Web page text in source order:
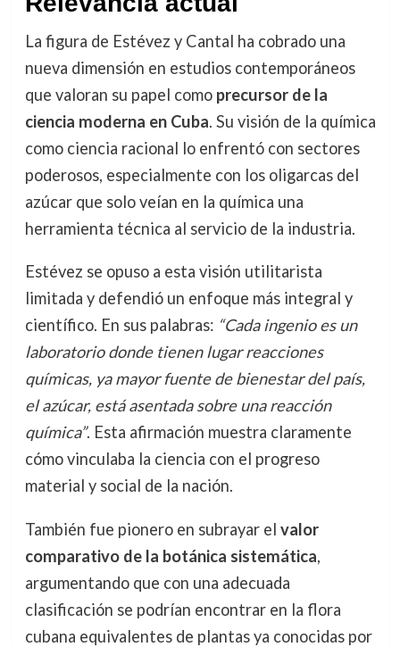
La figura de Estévez y Cantal ha cobrado una
nueva dimensión en estudios contemporáneos
que valoran su papel como precursor de la
ciencia moderna en Cuba. Su visión de la química
como ciencia racional lo enfrentó con sectores
poderosos, especialmente con los oligarcas del
azúcar que solo veían en la química una
herramienta técnica al servicio de la industria.
Estévez se opuso a esta visión utilitarista
limitada y defendió un enfoque más integral y
científico. En sus palabras: “Cada ingenio es un
laboratorio donde tienen lugar reacciones
químicas, ya mayor fuente de bienestar del país,
el azúcar, está asentada sobre una reacción
química”. Esta afirmación muestra claramente
cómo vinculaba la ciencia con el progreso
material y social de la nación.
También fue pionero en subrayar el valor
comparativo de la botánica sistemática,
argumentando que con una adecuada
clasificación se podrían encontrar en la flora
cubana equivalentes de plantas ya conocidas por